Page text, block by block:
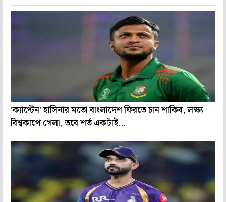
'ক্যাপ্টেন' হাসিনার মতো বাংলাদেশ ফিরতে চান শাকিব, লক্ষ্য
বিশ্বকাপে খেলা, তবে শর্ত একটাই...